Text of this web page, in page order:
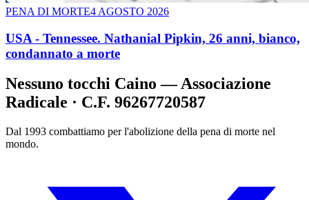
PENA DI MORTE4 AGOSTO 2026
USA - Tennessee. Nathanial Pipkin, 26 anni, bianco,
condannato a morte
Nessuno tocchi Caino — Associazione
Radicale · C.F. 96267720587
Dal 1993 combattiamo per l'abolizione della pena di morte nel
mondo.